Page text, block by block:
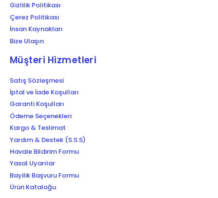
Gizlilik Politikası
Çerez Politikası
İnsan Kaynakları
Bize Ulaşın
Müşteri Hizmetleri
Satış Sözleşmesi
İptal ve İade Koşulları
Garanti Koşulları
Ödeme Seçenekleri
Kargo & Teslimat
Yardım & Destek (S.S.S)
Havale Bildirim Formu
Yasal Uyarılar
Bayilik Başvuru Formu
Ürün Kataloğu